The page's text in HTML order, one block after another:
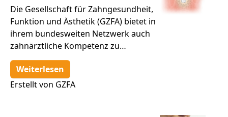
Die Gesellschaft für Zahngesundheit,
Funktion und Ästhetik (GZFA) bietet in
ihrem bundesweiten Netzwerk auch
zahnärztliche Kompetenz zu…
Weiterlesen
Erstellt von GZFA